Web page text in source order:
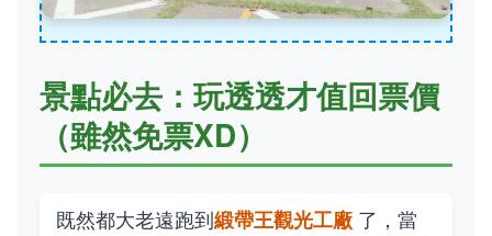
景點必去：玩透透才值回票價
（雖然免票XD）
既然都大老遠跑到緞帶王觀光工廠 了，當